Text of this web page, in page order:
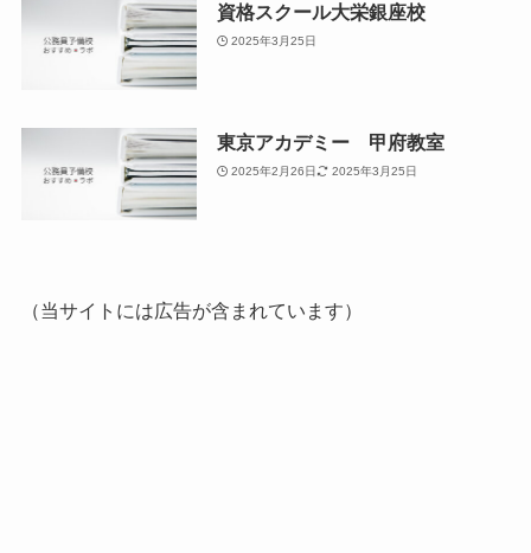
資格スクール大栄銀座校
2025年3月25日
東京アカデミー 甲府教室
2025年2月26日 2025年3月25日
（当サイトには広告が含まれています）